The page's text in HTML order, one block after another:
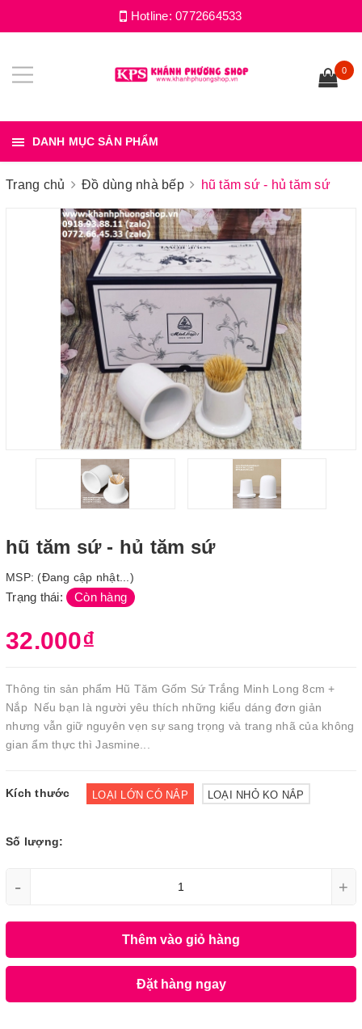
Hotline:0772664533
0
DANH MỤC SẢN PHẨM
Trang chủ Đồ dùng nhà bếp hũ tăm sứ - hủ tăm sứ
hũ tăm sứ - hủ tăm sứ
MSP: (Đang cập nhật...)
Trạng thái: Còn hàng
32.000₫
Thông tin sản phẩm Hũ Tăm Gốm Sứ Trắng Minh Long 8cm +
Nắp Nếu bạn là người yêu thích những kiểu dáng đơn giản
nhưng vẫn giữ nguyên vẹn sự sang trọng và trang nhã của không
gian ẩm thực thì Jasmine...
Kích thước LOẠI LỚN CÓ NẮP LOẠI NHỎ KO NẮP
Số lượng:
- +
Thêm vào giỏ hàng
Đặt hàng ngay